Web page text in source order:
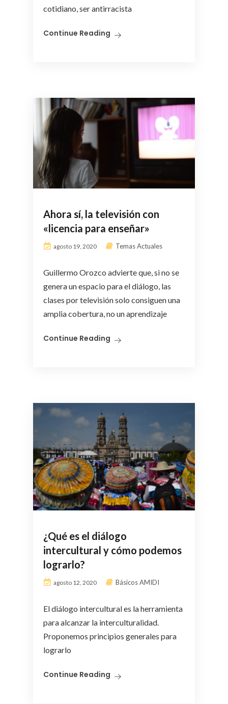
cotidiano, ser antirracista
Continue Reading
Ahora sí, la televisión con
«licencia para enseñar»
agosto 19, 2020 Temas Actuales
Guillermo Orozco advierte que, si no se
genera un espacio para el diálogo, las
clases por televisión solo consiguen una
amplia cobertura, no un aprendizaje
Continue Reading
¿Qué es el diálogo
intercultural y cómo podemos
lograrlo?
agosto 12, 2020 Básicos AMIDI
El diálogo intercultural es la herramienta
para alcanzar la interculturalidad.
Proponemos principios generales para
lograrlo
Continue Reading